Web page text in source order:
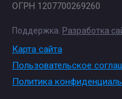
ОГРН 1207700269260
Поддержка. Разработка
Карта сайта
Пользовательское
Политика